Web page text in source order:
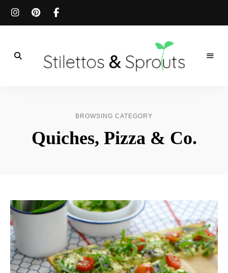
Sprouts
Rezepte
BROWSING CATEGORY
Quiches, Pizza & Co.